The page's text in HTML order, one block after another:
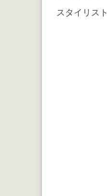
スタイリスト